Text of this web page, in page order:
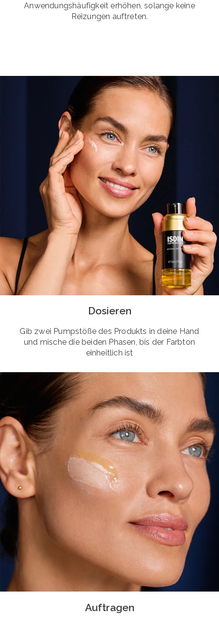
Anwendungshäufigkeit erhöhen, solange keine
Reizungen auftreten.
Dosieren
Gib zwei Pumpstöße des Produkts in deine Hand
und mische die beiden Phasen, bis der Farbton
einheitlich ist
Auftragen